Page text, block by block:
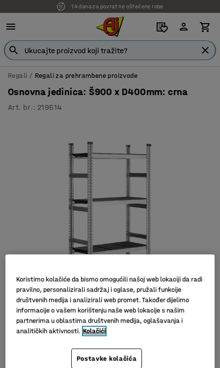
14 dana za povrat ne oštećene robe
Regali Regali za prehrambene proizvode
Osnovna jedinica: Š900 x D400mm: crna
Art. br. : 219514
Koristimo kolačiće da bismo omogućili našoj web lokaciji da radi
pravilno, personalizirali sadržaj i oglase, pružali funkcije
društvenih medija i analizirali web promet. Također dijelimo
informacije o vašem korištenju naše web lokacije s našim
partnerima u oblastima društvenih medija, oglašavanja i
analitičkih aktivnosti. Kolačići
Postavke kolačića